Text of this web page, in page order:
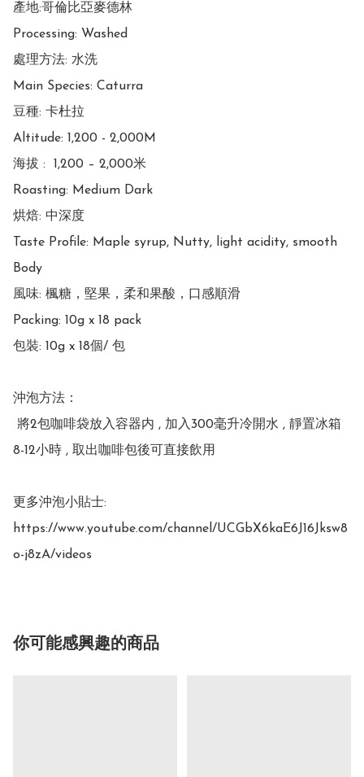
產地:哥倫比亞麥德林
Processing: Washed
處理方法: 水洗
Main Species: Caturra
豆種: 卡杜拉
Altitude: 1,200 - 2,000M
海拔 :  1,200 – 2,000米
Roasting: Medium Dark
烘焙: 中深度
Taste Profile: Maple syrup, Nutty, light acidity, smooth
Body
風味: 楓糖，堅果，柔和果酸，口感順滑
Packing: 10g x 18 pack
包裝: 10g x 18個/ 包
沖泡方法：
8-12小時 , 取出咖啡包後可直接飲用
更多沖泡小貼士:
https://www.youtube.com/channel/UCGbX6kaE6J16Jksw8
你可能感興趣的商品